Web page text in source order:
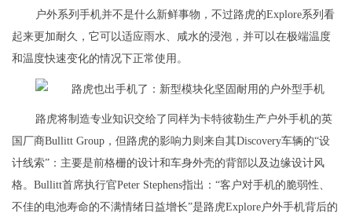
户外系列手机并不是什么新鲜事物，不过路虎的Explore系列看
起来更加耐久，它可以适应雨水、咸水的浸泡，并可以在极端温度
和温度快速变化的情况下正常使用。
路虎将制造专业知识交给了同样为卡特彼勒生产户外手机的英
国厂商Bullitt Group，但路虎的影响力则来自其Discovery车辆的“设
计线索”：主要是前格栅的设计和车身外壳的背部以及边缘设计风
格。Bullitt首席执行官Peter Stephens指出：“客户对手机的脆弱性、
不佳的电池寿命的不满情绪日益增长”是路虎Explore户外手机背后的